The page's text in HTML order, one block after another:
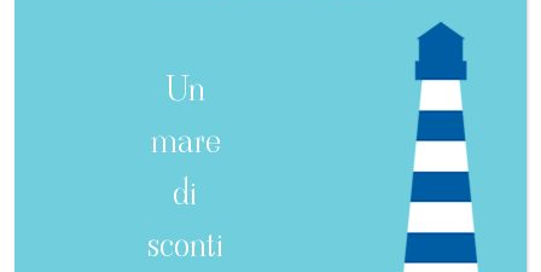
Un
mare
di
sconti